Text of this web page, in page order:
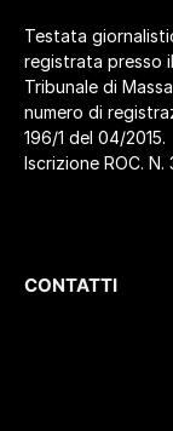
Testata
registrata presso il
Tribunale di
numero di
196/1 del 04/2015.
Iscrizione ROC. N.
CONTATTI